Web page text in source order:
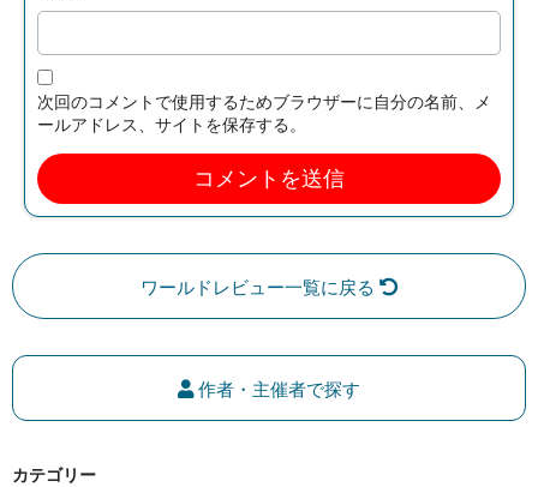
次回のコメントで使用するためブラウザーに自分の名前、メ
ールアドレス、サイトを保存する。
ワールドレビュー一覧に戻る
作者・主催者で探す
カテゴリー